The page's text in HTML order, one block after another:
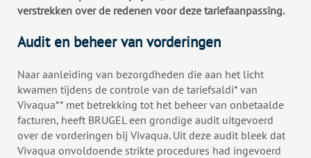
verstrekken over de redenen voor deze tariefaanpassing.
Audit en beheer van vorderingen
Naar aanleiding van bezorgdheden die aan het licht
kwamen tijdens de controle van de tariefsaldi* van
Vivaqua** met betrekking tot het beheer van onbetaalde
facturen, heeft BRUGEL een grondige audit uitgevoerd
over de vorderingen bij Vivaqua. Uit deze audit bleek dat
Vivaqua onvoldoende strikte procedures had ingevoerd